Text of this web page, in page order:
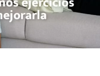
Pedagogía